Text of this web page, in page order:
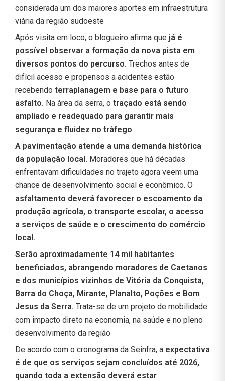
considerada um dos maiores aportes em infraestrutura
viária da região sudoeste
Após visita em loco, o blogueiro afirma que já é
possível observar a formação da nova pista em
diversos pontos do percurso. Trechos antes de
difícil acesso e propensos a acidentes estão
recebendo terraplanagem e base para o futuro
asfalto. Na área da serra, o traçado está sendo
ampliado e readequado para garantir mais
segurança e fluidez no tráfego
A pavimentação atende a uma demanda histórica
da população local. Moradores que há décadas
enfrentavam dificuldades no trajeto agora veem uma
chance de desenvolvimento social e econômico. O
asfaltamento deverá favorecer o escoamento da
produção agrícola, o transporte escolar, o acesso
a serviços de saúde e o crescimento do comércio
local.
Serão aproximadamente 14 mil habitantes
beneficiados, abrangendo moradores de Caetanos
e dos municípios vizinhos de Vitória da Conquista,
Barra do Choça, Mirante, Planalto, Poções e Bom
Jesus da Serra. Trata-se de um projeto de mobilidade
com impacto direto na economia, na saúde e no pleno
desenvolvimento da região
De acordo com o cronograma da Seinfra, a expectativa
é de que os serviços sejam concluídos até 2026,
quando toda a extensão deverá estar